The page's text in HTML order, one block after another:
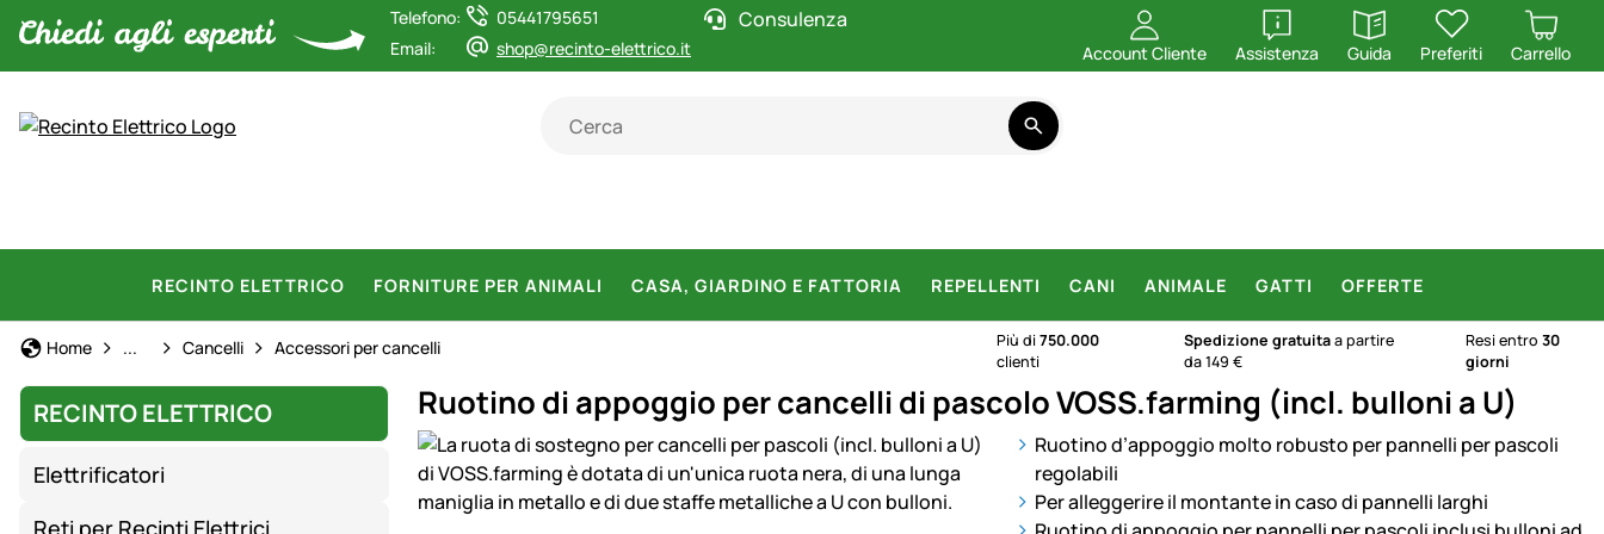
Telefono:
05441795651
Email:
shop@recinto-elettrico.it
Consulenza
Account Cliente Assistenza
apri
Guida
apri
Preferiti Carrello
RECINTO ELETTRICO FORNITURE PER ANIMALI CASA, GIARDINO E FATTORIA REPELLENTI CANI ANIMALE GATTI OFFERTE
Home Recinto Elettrico
... Cancelli Accessori per cancelli Più di750.000
clienti
Spedizione gratuitaa partire
da 149 €
Resi entro30
giorni
RECINTO ELETTRICO
Elettrificatori
Reti per Recinti Elettrici
Ruotino di appoggio per cancelli di pascolo VOSS.farming (incl. bulloni a U)
Galleria prodotti
Ruotino d’appoggio molto robusto per pannelli per pascoli
regolabili
Per alleggerire il montante in caso di pannelli larghi